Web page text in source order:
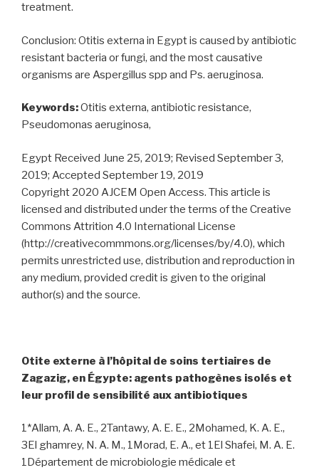
treatment.
Conclusion: Otitis externa in Egypt is caused by antibiotic
resistant bacteria or fungi, and the most causative
organisms are Aspergillus spp and Ps. aeruginosa.
Keywords:Otitis externa, antibiotic resistance,
Pseudomonas aeruginosa,
Egypt Received June 25, 2019; Revised September 3,
2019; Accepted September 19, 2019
Copyright 2020 AJCEM Open Access. This article is
licensed and distributed under the terms of the Creative
Commons Attrition 4.0 International License
(http://creativecommmons.org/licenses/by/4.0), which
permits unrestricted use, distribution and reproduction in
any medium, provided credit is given to the original
author(s) and the source.
Otite externe à l’hôpital de soins tertiaires de
Zagazig, en Égypte: agents pathogènes isolés et
leur profil de sensibilité aux antibiotiques
1*Allam, A. A. E., 2Tantawy, A. E. E., 2Mohamed, K. A. E.,
3El ghamrey, N. A. M., 1Morad, E. A., et 1El Shafei, M. A. E.
1Département de microbiologie médicale et